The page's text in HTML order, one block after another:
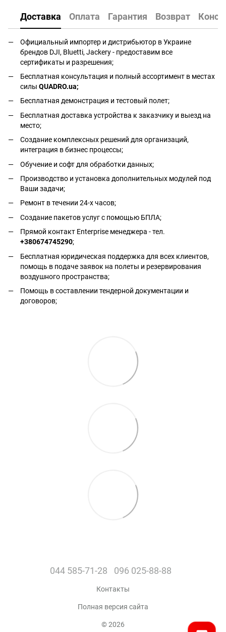
Доставка Оплата Гарантия Возврат
Официальный импортер и дистрибьютор в Украине
брендов DJI, Bluetti, Jackery - предоставим все
сертификаты и разрешения;
Бесплатная консультация и полный ассортимент в местах
силы QUADRO.ua;
Бесплатная демонстрация и тестовый полет;
Бесплатная доставка устройства к заказчику и выезд на
место;
Создание комплексных решений для организаций,
интеграция в бизнес процессы;
Обучение и софт для обработки данных;
Производство и установка дополнительных модулей под
Ваши задачи;
Ремонт в течении 24-х часов;
Создание пакетов услуг с помощью БПЛА;
Прямой контакт Enterprise менеджера - тел.
+380674745290;
Бесплатная юридическая поддержка для всех клиентов,
помощь в подаче заявок на полеты и резервирования
воздушного пространства;
Помощь в составлении тендерной документации и
договоров;
044 585-71-28 096 025-88-88
Контакты
Полная версия сайта
© 2026